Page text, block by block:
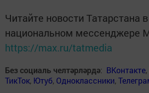
Читайте новости Татарстана в
национальном мессенджере
https://max.ru/tatmedia
Без социаль челтәрләрдә: ВКонтакте,
ТикТок, Ютуб, Одноклассники,